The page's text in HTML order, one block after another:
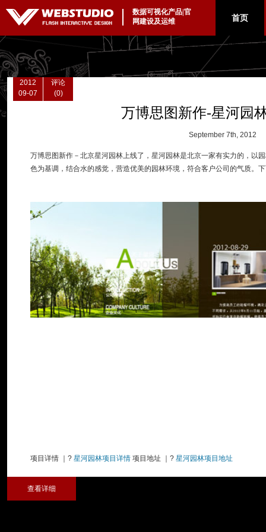
数据可视化产品|官
网建设及运维
首页
2012
09-07
评论
(0)
万博思图新作-星河园
September 7th, 2012
万博思图新作－北京星河园林上线了，星河园林是北京一家有实力的，以
色为基调，结合水的感觉，营造优美的园林环境，符合客户公司的气质。
项目详情 ｜? 星河园林项目详情 项目地址 ｜? 星河园林项目地址
查看详细